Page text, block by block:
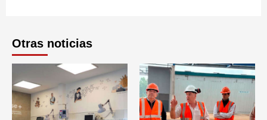
Otras noticias